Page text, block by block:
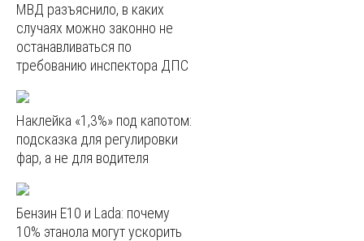
МВД разъяснило, в каких
случаях можно законно не
останавливаться по
требованию инспектора ДПС
Наклейка «1,3%» под капотом:
подсказка для регулировки
фар, а не для водителя
Бензин E10 и Lada: почему
10% этанола могут ускорить